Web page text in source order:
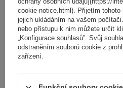
Platforma rowerowa na hak
składana światła halogenowe
11 219,00 Kč
Produkt dostupný ve velkém
cookie-notice.html). Přijetím
jejich ukládáním na vašem
nebo přístupu k nim můžete určit
„Konfigurace souhlasů”. Svůj
odstraněním souborů cookie z
zařízení.